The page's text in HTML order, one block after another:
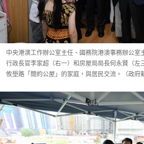
中央港澳工作辦公室主任、國務院港澳事務辦公室
行政長官李家超（右一）和房屋局局長何永賢（左
攸壆路「簡約公屋」的家庭，與居民交流。（政府